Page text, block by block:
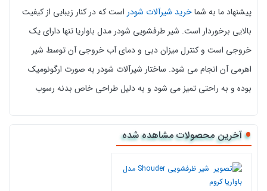
پیشنهاد ما به شماخرید شیرآلات شودر است که در کنار زیبایی از کیفیت
بالایی برخوردار است. شیر طرفشویی شودر مدل باواریا تنها دارای یک
خروجی است و کنترل میزان دبی و دمای آب خروجی آن توسط شیر
اهرمی آن انجام می‌ شود. ساختار شیرآلات شودر به صورت ارگونومیک
بوده و به راحتی تمیز می شود و به دلیل طراحی خاص بدنه رسوب
اکسید شدن مقاومت بالایی دارد و یکی از آلیاژ های مناسب شیرآلات
است.کارتریج بکار رفته در شیر طرفشویی مدل باواریا از نوع کارتریج
سرامیکی، مقاوم در برابر دما و فشار بالا می باشد.
آخرین محصولات مشاهده شده